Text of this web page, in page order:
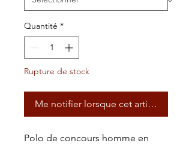
Quantité *
Rupture de stock
Me notifier lorsque cet article est
Polo de concours homme en